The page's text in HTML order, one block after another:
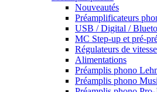
Nouveautés
Préamplificateurs
USB / Digital /
MC Step-up et pré-
Régulateurs de vitesse
Alimentations
Préamplis phono
Préamplis phono